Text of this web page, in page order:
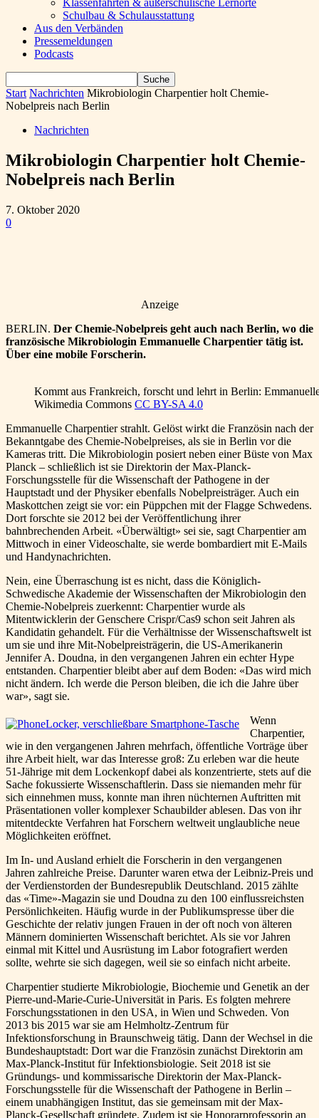
Klassenfahrten & außerschulische Lernorte
Schulbau & Schulausstattung
Aus den Verbänden
Pressemeldungen
Podcasts
Start Nachrichten Mikrobiologin Charpentier holt Chemie-
Nobelpreis nach Berlin
Nachrichten
Mikrobiologin Charpentier holt Chemie-
Nobelpreis nach Berlin
7. Oktober 2020
0
Anzeige
BERLIN. Der Chemie-Nobelpreis geht auch nach Berlin, wo die
französische Mikrobiologin Emmanuelle Charpentier tätig ist.
Über eine mobile Forscherin.
Kommt aus Frankreich, forscht und lehrt in Berlin:
Wikimedia Commons CC BY-SA 4.0
Emmanuelle Charpentier strahlt. Gelöst wirkt die Französin nach der
Bekanntgabe des Chemie-Nobelpreises, als sie in Berlin vor die
Kameras tritt. Die Mikrobiologin posiert neben einer Büste von Max
Planck – schließlich ist sie Direktorin der Max-Planck-
Forschungsstelle für die Wissenschaft der Pathogene in der
Hauptstadt und der Physiker ebenfalls Nobelpreisträger. Auch ein
Maskottchen zeigt sie vor: ein Püppchen mit der Flagge Schwedens.
Dort forschte sie 2012 bei der Veröffentlichung ihrer
bahnbrechenden Arbeit. «Überwältigt» sei sie, sagt Charpentier am
Mittwoch in einer Videoschalte, sie werde bombardiert mit E-Mails
und Handynachrichten.
Nein, eine Überraschung ist es nicht, dass die Königlich-
Schwedische Akademie der Wissenschaften der Mikrobiologin den
Chemie-Nobelpreis zuerkennt: Charpentier wurde als
Mitentwicklerin der Genschere Crispr/Cas9 schon seit Jahren als
Kandidatin gehandelt. Für die Verhältnisse der Wissenschaftswelt ist
um sie und ihre Mit-Nobelpreisträgerin, die US-Amerikanerin
Jennifer A. Doudna, in den vergangenen Jahren ein echter Hype
entstanden. Charpentier bleibt aber auf dem Boden: «Das wird mich
nicht ändern. Ich werde die Person bleiben, die ich die Jahre über
war», sagt sie.
Wenn
Charpentier,
wie in den vergangenen Jahren mehrfach, öffentliche Vorträge über
ihre Arbeit hielt, war das Interesse groß: Zu erleben war die heute
51-Jährige mit dem Lockenkopf dabei als konzentrierte, stets auf die
Sache fokussierte Wissenschaftlerin. Dass sie niemanden mehr für
sich einnehmen muss, konnte man ihren nüchternen Auftritten mit
Präsentationen voller komplexer Schaubilder ablesen. Das von ihr
mitentdeckte Verfahren hat Forschern weltweit unglaubliche neue
Möglichkeiten eröffnet.
Im In- und Ausland erhielt die Forscherin in den vergangenen
Jahren zahlreiche Preise. Darunter waren etwa der Leibniz-Preis und
der Verdienstorden der Bundesrepublik Deutschland. 2015 zählte
das «Time»-Magazin sie und Doudna zu den 100 einflussreichsten
Persönlichkeiten. Häufig wurde in der Publikumspresse über die
Geschichte der relativ jungen Frauen in der oft noch von älteren
Männern dominierten Wissenschaft berichtet. Als sie vor Jahren
einmal mit Kittel und Ausrüstung im Labor fotografiert werden
sollte, wehrte sie sich dagegen, weil sie so einfach nicht arbeite.
Charpentier studierte Mikrobiologie, Biochemie und Genetik an der
Pierre-und-Marie-Curie-Universität in Paris. Es folgten mehrere
Forschungsstationen in den USA, in Wien und Schweden. Von
2013 bis 2015 war sie am Helmholtz-Zentrum für
Infektionsforschung in Braunschweig tätig. Dann der Wechsel in die
Bundeshauptstadt: Dort war die Französin zunächst Direktorin am
Max-Planck-Institut für Infektionsbiologie. Seit 2018 ist sie
Gründungs- und kommissarische Direktorin der Max-Planck-
Forschungsstelle für die Wissenschaft der Pathogene in Berlin –
einem unabhängigen Institut, das sie gemeinsam mit der Max-
Planck-Gesellschaft gründete. Zudem ist sie Honorarprofessorin an